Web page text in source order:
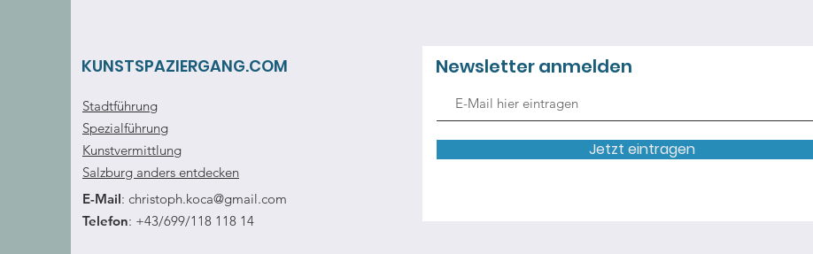
KUNSTSPAZIERGANG.COM
Stadtführung
Spezialführung
Kunstvermittlung
Salzburg anders entdecken
E-Mail: christoph.koca@gmail.com
Telefon: +43/699/118 118 14
Newsletter anmelden
Jetzt eintragen